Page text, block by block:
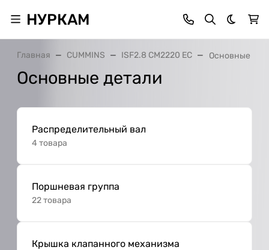
НУРКАМ Темная
Главная CUMMINS ISF2.8 CM2220 EC Основные
Основные детали
Распределительный вал
4 товара
Поршневая группа
22 товара
Крышка клапанного механизма